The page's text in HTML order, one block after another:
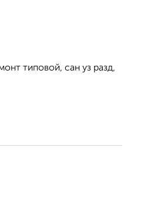
типовой, сан уз разд,